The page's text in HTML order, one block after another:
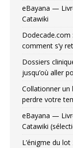
eBayana —
Catawiki
Dodecade.com
comment s’y
Dossiers
jusqu’où aller
Collationner un
perdre votre
eBayana —
Catawiki
L’énigme du